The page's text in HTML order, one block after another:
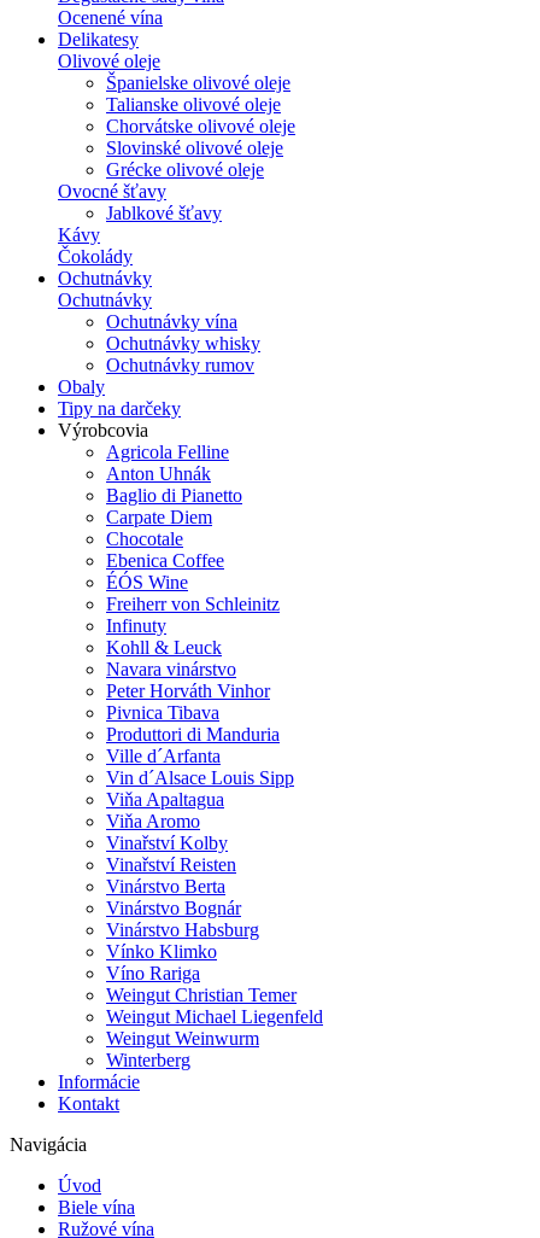
Ocenené vína
Delikatesy
Olivové oleje
Španielske olivové oleje
Talianske olivové oleje
Chorvátske olivové oleje
Slovinské olivové oleje
Grécke olivové oleje
Ovocné šťavy
Jablkové šťavy
Kávy
Čokolády
Ochutnávky
Ochutnávky
Ochutnávky vína
Ochutnávky whisky
Ochutnávky rumov
Obaly
Tipy na darčeky
Výrobcovia
Agricola Felline
Anton Uhnák
Baglio di Pianetto
Carpate Diem
Chocotale
Ebenica Coffee
ÉÓS Wine
Freiherr von Schleinitz
Infinuty
Kohll & Leuck
Navara vinárstvo
Peter Horváth Vinhor
Pivnica Tibava
Produttori di Manduria
Ville d´Arfanta
Vin d´Alsace Louis Sipp
Viňa Apaltagua
Viňa Aromo
Vinařství Kolby
Vinařství Reisten
Vinárstvo Berta
Vinárstvo Bognár
Vinárstvo Habsburg
Vínko Klimko
Víno Rariga
Weingut Christian Temer
Weingut Michael Liegenfeld
Weingut Weinwurm
Winterberg
Informácie
Kontakt
Navigácia
Úvod
Biele vína
Ružové vína